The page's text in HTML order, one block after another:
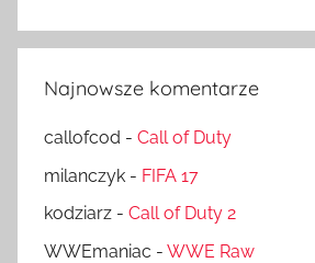
Najnowsze komentarze
callofcod - Call of Duty
milanczyk - FIFA 17
kodziarz - Call of Duty 2
WWEmaniac - WWE Raw